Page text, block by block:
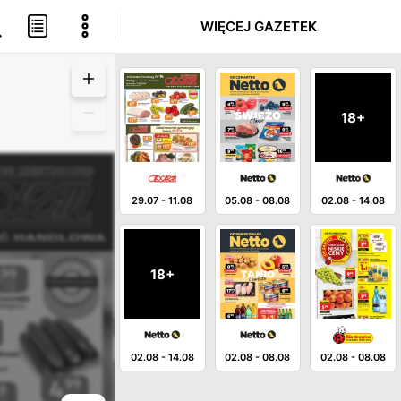
WIĘCEJ GAZETEK
29.07 -11.08 05.08 -08.08
18+
02.08 -14.08
18+
02.08- 14.08 02.08 -08.08 02.08 -08.08